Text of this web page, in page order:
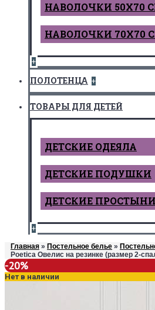
НАВОЛОЧКИ 50Х70
НАВОЛОЧКИ 70Х70
+
ПОЛОТЕНЦА +
ТОВАРЫ ДЛЯ ДЕТЕЙ
ДЕТCКИЕ ОДЕЯЛА
ДЕТСКИЕ ПОДУШКИ
ДЕТСКИЕ ПРОСТЫНИ
+
Главная » Постельное белье »
Poetica Овелис на резинке (размер 2-
-20%
Нет в наличии